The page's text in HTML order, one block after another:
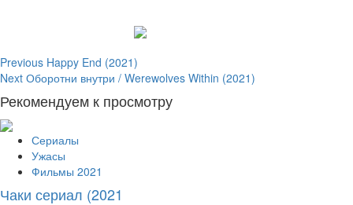
Continue
Reading
Previous Happy End (2021)
Next Оборотни внутри / Werewolves Within (2021)
Рекомендуем к просмотру
Сериалы
Ужасы
Фильмы 2021
Чаки сериал (2021